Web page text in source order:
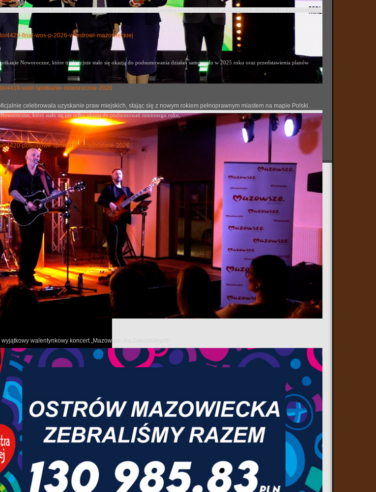
celebrowała uzyskanie praw miejskich, stając się z nowym rokiem pełnoprawnym miastem na mapie Polski.
walentynkowy koncert „Mazowsze dla Zakochanych”
4429-final-wos-p-2026-w-ostrowi-mazowieckiej
Noworoczne, które tradycyjnie stało się okazjądo podsumowania działań samorządu w 2025 roku oraz przedstawienia planów
4418-xxxii-spotkanie-noworoczne-2026
które stało się nie tylko okazją do podsumowań minionego roku,
4420-powiatowe-spotkanie-noworoczne-2026
W tym wydaniu programu informacyjnego samorządu województwa mazowieckiego "Informacje z Mazowsza" mówimy m.in.
o nowych miejscach pracy dla osób z niepełnosprawnościami, startującym programie szkoleń dla kierowców 60+,
zmodernizowanym kompleksie sportowym „Orlik” w Gąbinie, najciekawszych projektach muzealnych nagrodzonych „Wierzbami”
oraz najlepszych orkiestrach dętych na Mazowszu.